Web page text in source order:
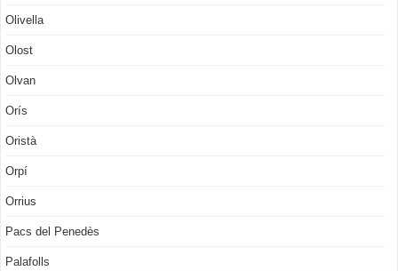
Olivella
Olost
Olvan
Orís
Oristà
Orpí
Orrius
Pacs del Penedès
Palafolls